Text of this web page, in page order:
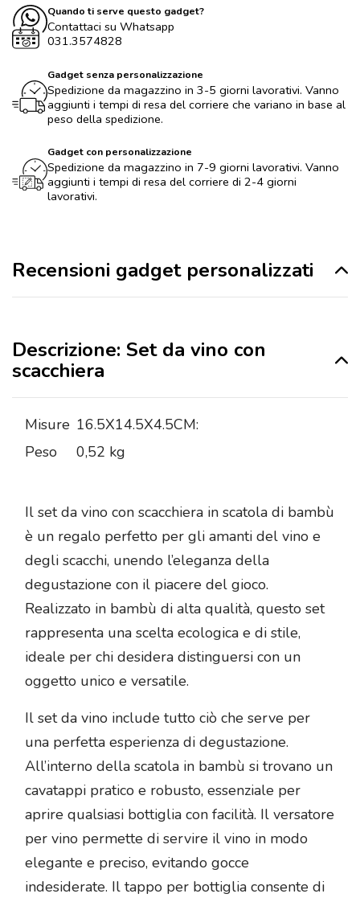
Quando ti serve questo gadget?
Contattaci su Whatsapp
031.3574828
Gadget senza personalizzazione
Spedizione da magazzino in 3-5 giorni lavorativi. Vanno
aggiunti i tempi di resa del corriere che variano in base al
peso della spedizione.
Gadget con personalizzazione
Spedizione da magazzino in 7-9 giorni lavorativi. Vanno
aggiunti i tempi di resa del corriere di 2-4 giorni
lavorativi.
Recensioni gadget personalizzati
Descrizione: Set da vino con
scacchiera
Misure 16.5X14.5X4.5CM:
Peso
0,52 kg
Il set da vino con scacchiera in scatola di bambù
è un regalo perfetto per gli amanti del vino e
degli scacchi, unendo l’eleganza della
degustazione con il piacere del gioco.
Realizzato in bambù di alta qualità, questo set
rappresenta una scelta ecologica e di stile,
ideale per chi desidera distinguersi con un
oggetto unico e versatile.
Il set da vino include tutto ciò che serve per
una perfetta esperienza di degustazione.
All’interno della scatola in bambù si trovano un
cavatappi pratico e robusto, essenziale per
aprire qualsiasi bottiglia con facilità. Il versatore
per vino permette di servire il vino in modo
elegante e preciso, evitando gocce
indesiderate. Il tappo per bottiglia consente di